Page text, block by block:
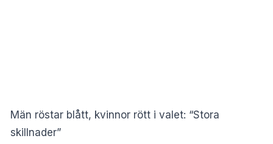
Män röstar blått, kvinnor rött i valet: “Stora
skillnader”